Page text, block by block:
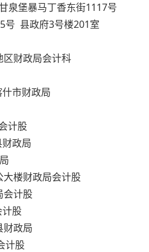
泉堡暴马丁香东街1117号
号 县政府3号楼201室
财政局会计科
市财政局
计股
政局
楼财政局会计股
会计股
股
财政局
计股